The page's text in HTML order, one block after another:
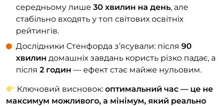
середньому лише 30 хвилин на день, але
стабільно входять у топ світових освітніх
рейтингів.
Дослідники Стенфорда з’ясували: після 90
хвилин домашніх завдань користь різко падає, а
після 2 годин — ефект стає майже нульовим.
Ключовий висновок:оптимальний час — це не
максимум можливого, а мінімум, який реально